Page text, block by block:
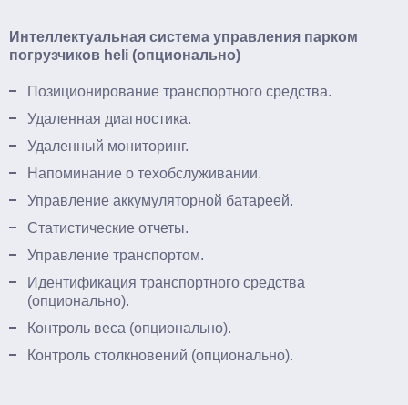
Интеллектуальная система управления парком
погрузчиков heli (опционально)
Позиционирование транспортного средства.
Удаленная диагностика.
Удаленный мониторинг.
Напоминание о техобслуживании.
Управление аккумуляторной батареей.
Статистические отчеты.
Управление транспортом.
Идентификация транспортного средства
(опционально).
Контроль веса (опционально).
Контроль столкновений (опционально).